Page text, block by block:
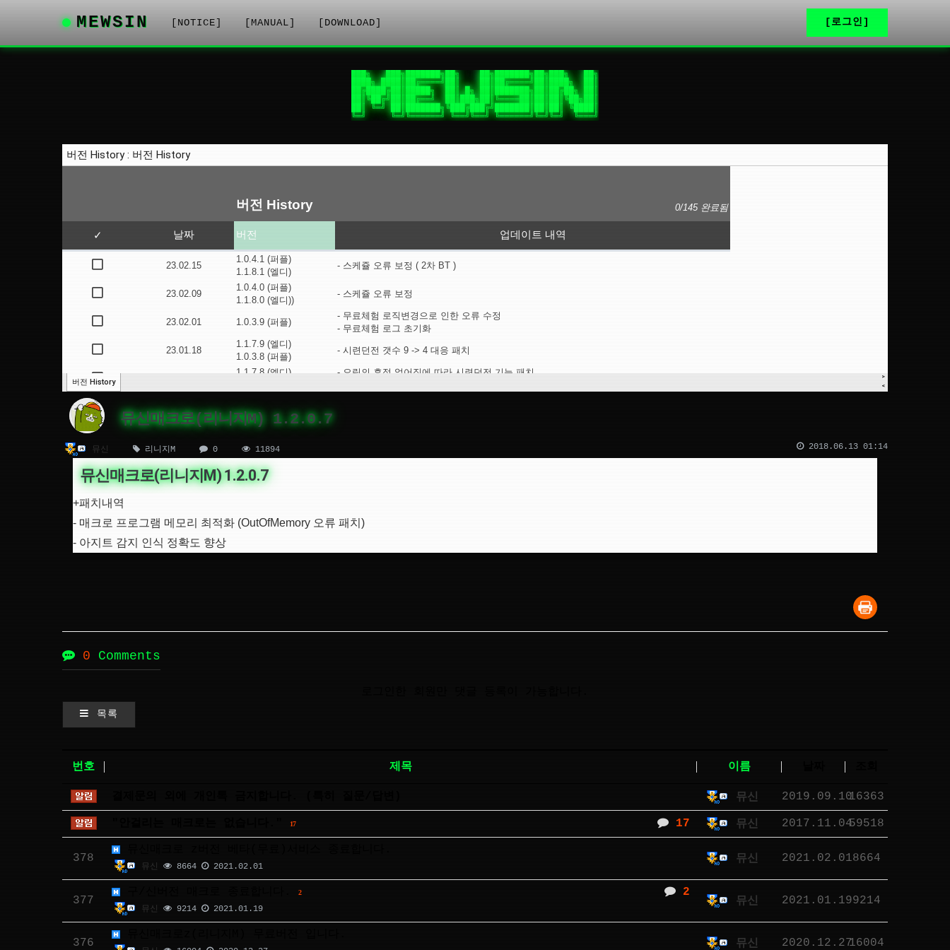
MEWSIN [NOTICE] [MANUAL] [DOWNLOAD] [로그인]
███╗   ███╗███████╗██╗    ██╗███████╗██╗███╗   ██╗
████╗ ████║██╔════╝██║    ██║██╔════╝██║████╗  ██║
██╔████╔██║█████╗  ██║ █╗ ██║███████╗██║██╔██╗ ██║
██║╚██╔╝██║██╔══╝  ██║███╗██║╚════██║██║██║╚██╗██║
██║ ╚═╝ ██║███████╗╚███╔███╔╝███████║██║██║ ╚████║
╚═╝     ╚═╝╚══════╝ ╚══╝╚══╝ ╚══════╝╚═╝╚═╝  ╚═══╝
뮤신매크로(리니지M) 1.2.0.7
뮤신 리니지M 0 11894 2018.06.13 01:14
뮤신매크로(리니지M) 1.2.0.7
+패치내역
- 매크로 프로그램 메모리 최적화 (OutOfMemory 오류 패치)
- 아지트 감지 인식 정확도 향상
0 Comments
목록
번호 제목 이름
뮤신 2019.09.1016363
17
17 뮤신 2017.11.0459518
378
뮤신 8664 2021.02.01
뮤신 2021.02.018664
377
2
2
뮤신 9214 2021.01.19
뮤신 2021.01.199214
376 뮤신 2020.12.2716004